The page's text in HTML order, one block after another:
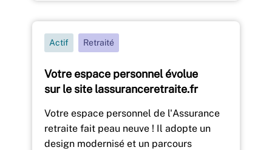
Votre espace personnel évolue
sur le site lassuranceretraite.fr
Actif Retraité
Votre espace personnel de l'Assurance
retraite fait peau neuve ! Il adopte un
design modernisé et un parcours